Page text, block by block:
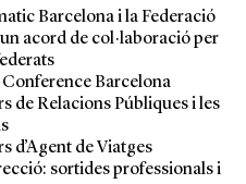
Barcelona i la Federació
acord de col·laboració per
Barcelona
de Relacions Públiques i les
d’Agent de Viatges
sortides professionals i